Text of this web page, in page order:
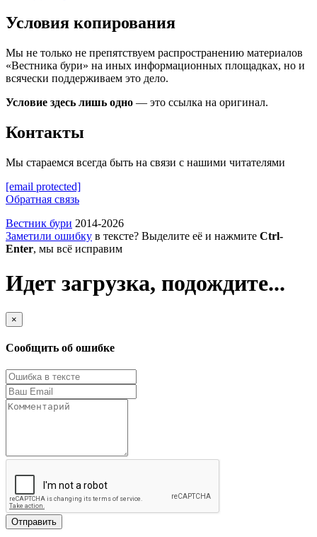
Условия копирования
Мы не только не препятствуем распространению материалов
«Вестника бури» на иных информационных площадках, но и
всячески поддерживаем это дело.
Условие здесь лишь одно — это ссылка на оригинал.
Контакты
Мы стараемся всегда быть на связи с нашими читателями
[email protected]
Обратная связь
Вестник бури 2014-2026
Заметили ошибку в тексте? Выделите её и нажмите Ctrl-
Enter, мы всё исправим
Идет загрузка, подождите...
×
Сообщить об ошибке
Отправить